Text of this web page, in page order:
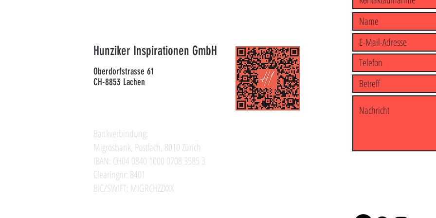
Hunziker Inspirationen GmbH
Oberdorfstrasse 61
CH-8853 Lachen
Bankverbindung:
Migrosbank, Postfach, 8010 Zürich
IBAN: CH04 0840 1000 0708 3585 3
Clearingnr: 8401
BIC/SWIFT: MIGRCHZZXXX